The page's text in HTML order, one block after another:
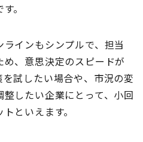
。
インもシンプルで、担当
、意思決定のスピードが
試したい場合や、市況の変
したい企業にとって、小回
といえます。